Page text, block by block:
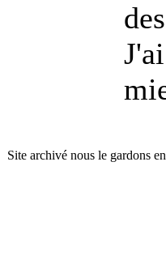
Site archivé nous le gardons